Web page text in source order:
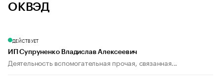
ОКВЭД
ДЕЙСТВУЕТ
ИП Супруненко Владислав Алексеевич
Деятельность вспомогательная прочая, связанная...